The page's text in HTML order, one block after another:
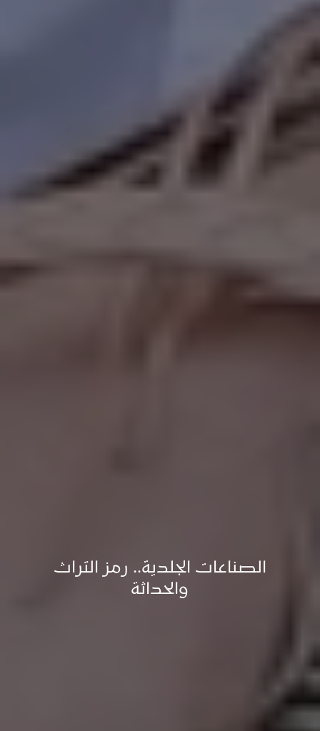
الصناعات الجلدية.. رمز التراث
والحداثة